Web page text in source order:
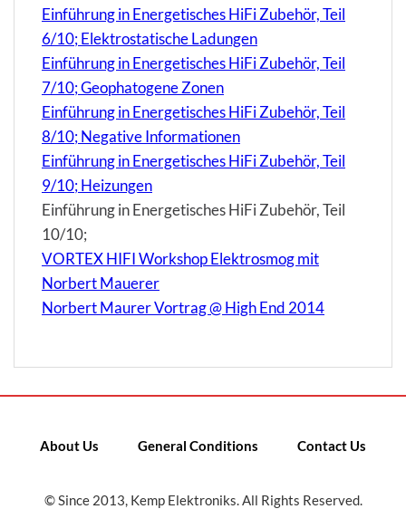
Einführung in Energetisches HiFi Zubehör, Teil
6/10; Elektrostatische Ladungen
Einführung in Energetisches HiFi Zubehör, Teil
7/10; Geophatogene Zonen
Einführung in Energetisches HiFi Zubehör, Teil
8/10; Negative Informationen
Einführung in Energetisches HiFi Zubehör, Teil
9/10; Heizungen
Einführung in Energetisches HiFi Zubehör, Teil
10/10;
VORTEX HIFI Workshop Elektrosmog mit
Norbert Mauerer
Norbert Maurer Vortrag @ High End 2014
About Us General Conditions Contact Us
© Since 2013, Kemp Elektroniks. All Rights Reserved.